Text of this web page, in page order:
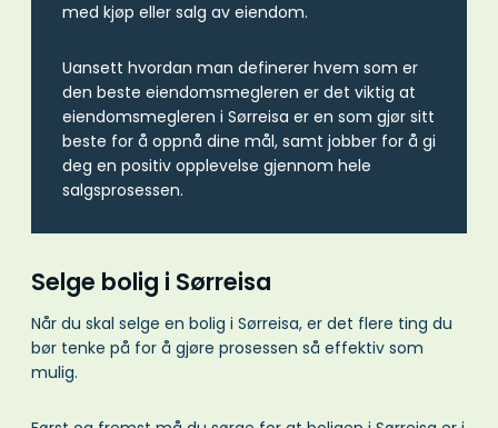
med kjøp eller salg av eiendom.
Uansett hvordan man definerer hvem som er
den beste eiendomsmegleren er det viktig at
eiendomsmegleren i Sørreisa er en som gjør sitt
beste for å oppnå dine mål, samt jobber for å gi
deg en positiv opplevelse gjennom hele
salgsprosessen.
Selge bolig i Sørreisa
Når du skal selge en bolig i Sørreisa, er det flere ting du
bør tenke på for å gjøre prosessen så effektiv som
mulig.